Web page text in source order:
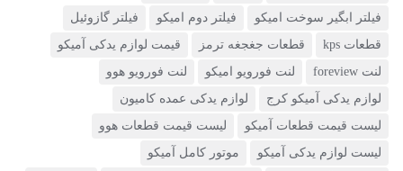
فیلتر ابگیر سوخت امیکو
فیلتر دوم امیکو
فیلتر گازوئیل
قطعات kps
قطعات جغجغه ترمز
قیمت لوازم یدکی آمیکو
لنت foreview
لنت فورویو امیکو
لنت فورویو هوو
لوازم یدکی آمیکو کرج
لوازم یدکی عمده کامیون
لیست قیمت قطعات آمیکو
لیست قیمت قطعات هوو
لیست لوازم یدکی آمیکو
موتور کامل آمیکو